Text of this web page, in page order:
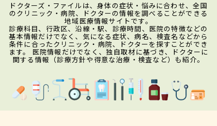
ドクターズ・ファイルは、身体の症状・悩みに合わせ、全国
のクリニック・病院、ドクターの情報を調べることができる
地域医療情報サイトです。
診療科目、行政区、沿線・駅、診療時間、医院の特徴などの
基本情報だけでなく、気になる症状、病名、検査名などから
条件に合ったクリニック・病院、ドクターを探すことができ
ます。 医院情報だけでなく、独自取材に基づき、ドクターに
関する情報（診療方針や得意な治療・検査など）も紹介。